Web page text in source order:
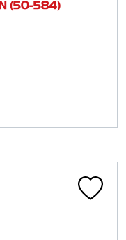
(50-584)